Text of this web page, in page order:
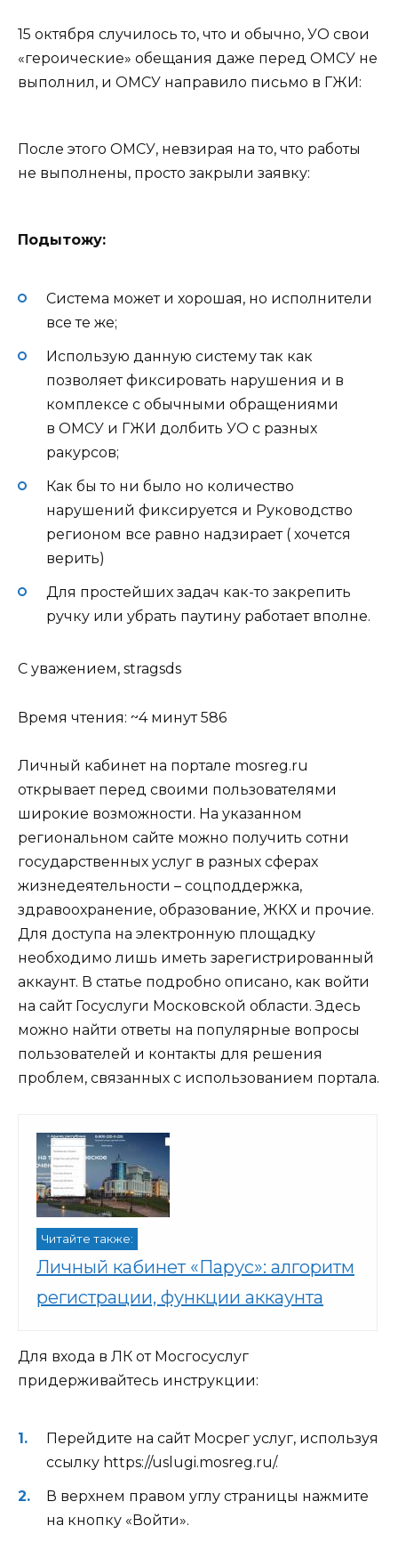
15 октября случилось то, что и обычно, УО свои
«героические» обещания даже перед ОМСУ не
выполнил, и ОМСУ направило письмо в ГЖИ:
После этого ОМСУ, невзирая на то, что работы
не выполнены, просто закрыли заявку:
Подытожу:
Система может и хорошая, но исполнители
все те же;
Использую данную систему так как
позволяет фиксировать нарушения и в
комплексе с обычными обращениями
в ОМСУ и ГЖИ долбить УО с разных
ракурсов;
Как бы то ни было но количество
нарушений фиксируется и Руководство
регионом все равно надзирает ( хочется
верить)
Для простейших задач как-то закрепить
ручку или убрать паутину работает вполне.
С уважением, stragsds
Время чтения: ~4 минут 586
Личный кабинет на портале mosreg.ru
открывает перед своими пользователями
широкие возможности. На указанном
региональном сайте можно получить сотни
государственных услуг в разных сферах
жизнедеятельности – соцподдержка,
здравоохранение, образование, ЖКХ и прочие.
Для доступа на электронную площадку
необходимо лишь иметь зарегистрированный
аккаунт. В статье подробно описано, как войти
на сайт Госуслуги Московской области. Здесь
можно найти ответы на популярные вопросы
пользователей и контакты для решения
проблем, связанных с использованием портала.
Читайте также:
Личный кабинет «Парус»: алгоритм
регистрации, функции аккаунта
Для входа в ЛК от Мосгосуслуг
придерживайтесь инструкции:
Перейдите на сайт Мосрег услуг, используя
ссылку https://uslugi.mosreg.ru/.
В верхнем правом углу страницы нажмите
на кнопку «Войти».